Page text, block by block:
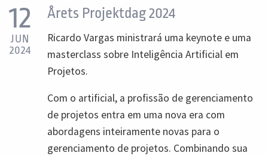
12
JUN
2024
Årets Projektdag 2024
Ricardo Vargas ministrará uma keynote e uma
masterclass sobre Inteligência Artificial em
Projetos.
Com o artificial, a profissão de gerenciamento
de projetos entra em uma nova era com
abordagens inteiramente novas para o
gerenciamento de projetos. Combinando sua